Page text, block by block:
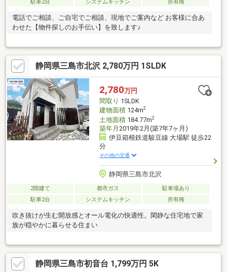
駐車2台 システムキッチン 所有権
電話でご相談、ご自宅でご相談、現地でご案内など お客様に合あ
わせた【物件探しのお手伝い】を致します♪
静岡県三島市北沢 2,780万円 1SLDK
2,780万円
間取り 1SLDK
建物面積124m2
土地面積184.77m2
築年月 2019年2月(築7年7ヶ月)
伊豆箱根鉄道駿豆線 大場駅 徒歩22
分
その他の交通
静岡県三島市北沢
2階建て 都市ガス
駐車場あり
駐車2台
システムキッチン 所有権
吹き抜けが生む開放感とオール電化の快適性。閑静な住宅地で家
族が穏やかに暮らせる住まい
静岡県三島市初音台 1,799万円 5K